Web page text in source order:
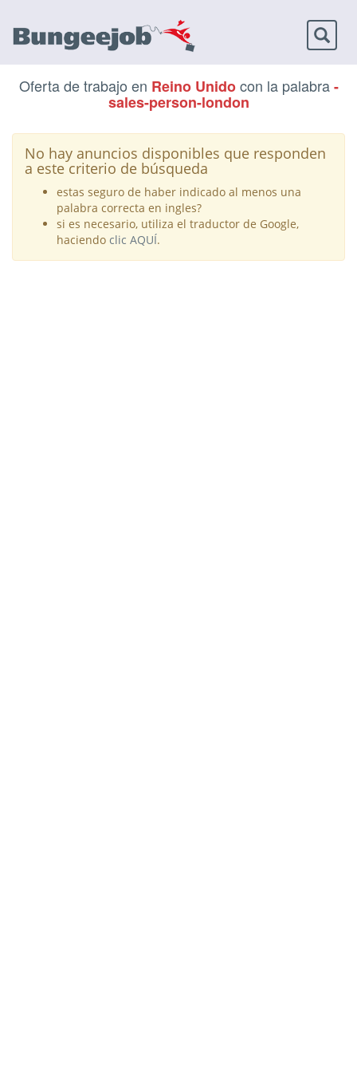
Oferta de trabajo en Reino Unidocon la palabra-
sales-person-london
No hay anuncios disponibles que responden
a este criterio de búsqueda
estas seguro de haber indicado al menos una
palabra correcta en ingles?
si es necesario, utiliza el traductor de Google,
haciendo clic AQUÍ.